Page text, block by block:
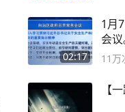
02:17
1月
会
副
11万
【